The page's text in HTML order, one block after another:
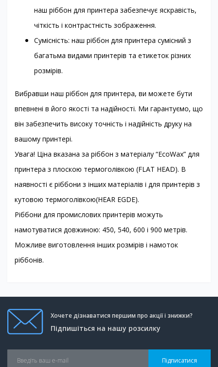
наш ріббон для принтера забезпечує яскравість,
чіткість і контрастність зображення.
Сумісність: наш ріббон для принтера сумісний з
багатьма видами принтерів та етикеток різних
розмірів.
Вибравши наш ріббон для принтера, ви можете бути
впевнені в його якості та надійності. Ми гарантуємо, що
він забезпечить високу точність і надійність друку на
вашому принтері.
Увага! Ціна вказана за ріббон з матеріалу “EcoWax” для
принтера з плоскою термоголівкою (FLAT HEAD). В
наявності є ріббони з інших матеріалів і для принтерів з
кутовою термоголівкою(HEAR EGDE).
Ріббони для промислових принтерів можуть
намотуватися довжиною: 450, 540, 600 і 900 метрів.
Можливе виготовлення інших розмірів і намоток
ріббонів.
Хочете дізнаватися першим про акції і знижки?
Підпишіться на нашу розсилку
Підписатися